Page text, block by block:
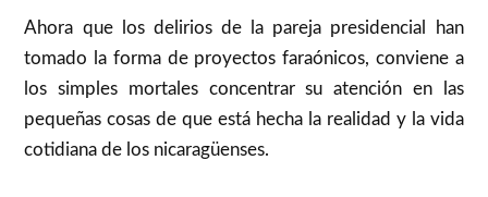
Ahora que los delirios de la pareja presidencial han
tomado la forma de proyectos faraónicos, conviene a
los simples mortales concentrar su atención en las
pequeñas cosas de que está hecha la realidad y la vida
cotidiana de los nicaragüenses.